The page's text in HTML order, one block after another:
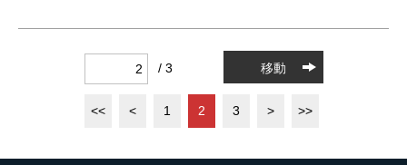
/ 3 移動
<< < 1 2 3 > >>